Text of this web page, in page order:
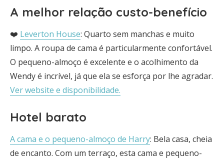
A melhor relação custo-benefício
❤️ Leverton House: Quarto sem manchas e muito
limpo. A roupa de cama é particularmente confortável.
O pequeno-almoço é excelente e o acolhimento da
Wendy é incrível, já que ela se esforça por lhe agradar.
Ver website e disponibilidade.
Hotel barato
A cama e o pequeno-almoço de Harry: Bela casa, cheia
de encanto. Com um terraço, esta cama e pequeno-